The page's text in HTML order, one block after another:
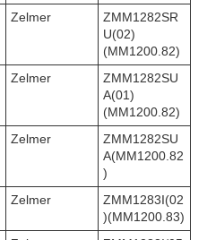
Zelmer
ZMM1282SR
U(02)
(MM1200.82)
Zelmer
ZMM1282SU
A(01)
(MM1200.82)
Zelmer
ZMM1282SU
A(MM1200.82
)
Zelmer
ZMM1283I(02
)(MM1200.83)